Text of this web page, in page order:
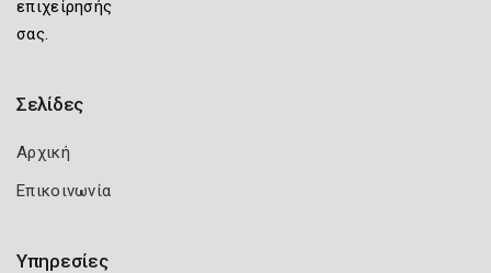
επιχείρησής
σας.
Σελίδες
Αρχική
Επικοινωνία
Υπηρεσίες